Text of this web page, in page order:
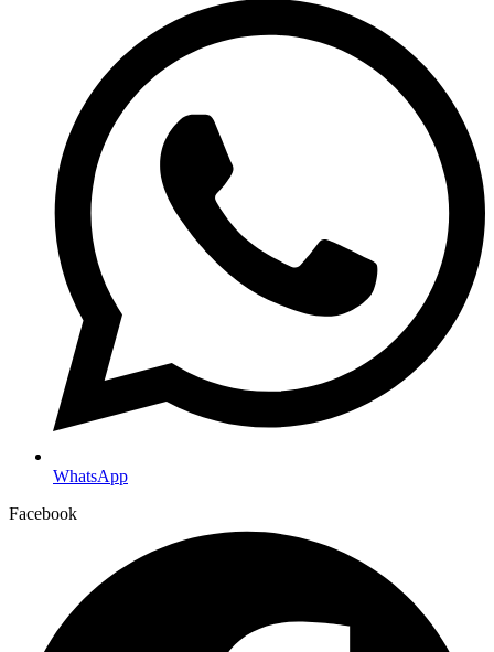
WhatsApp
Facebook